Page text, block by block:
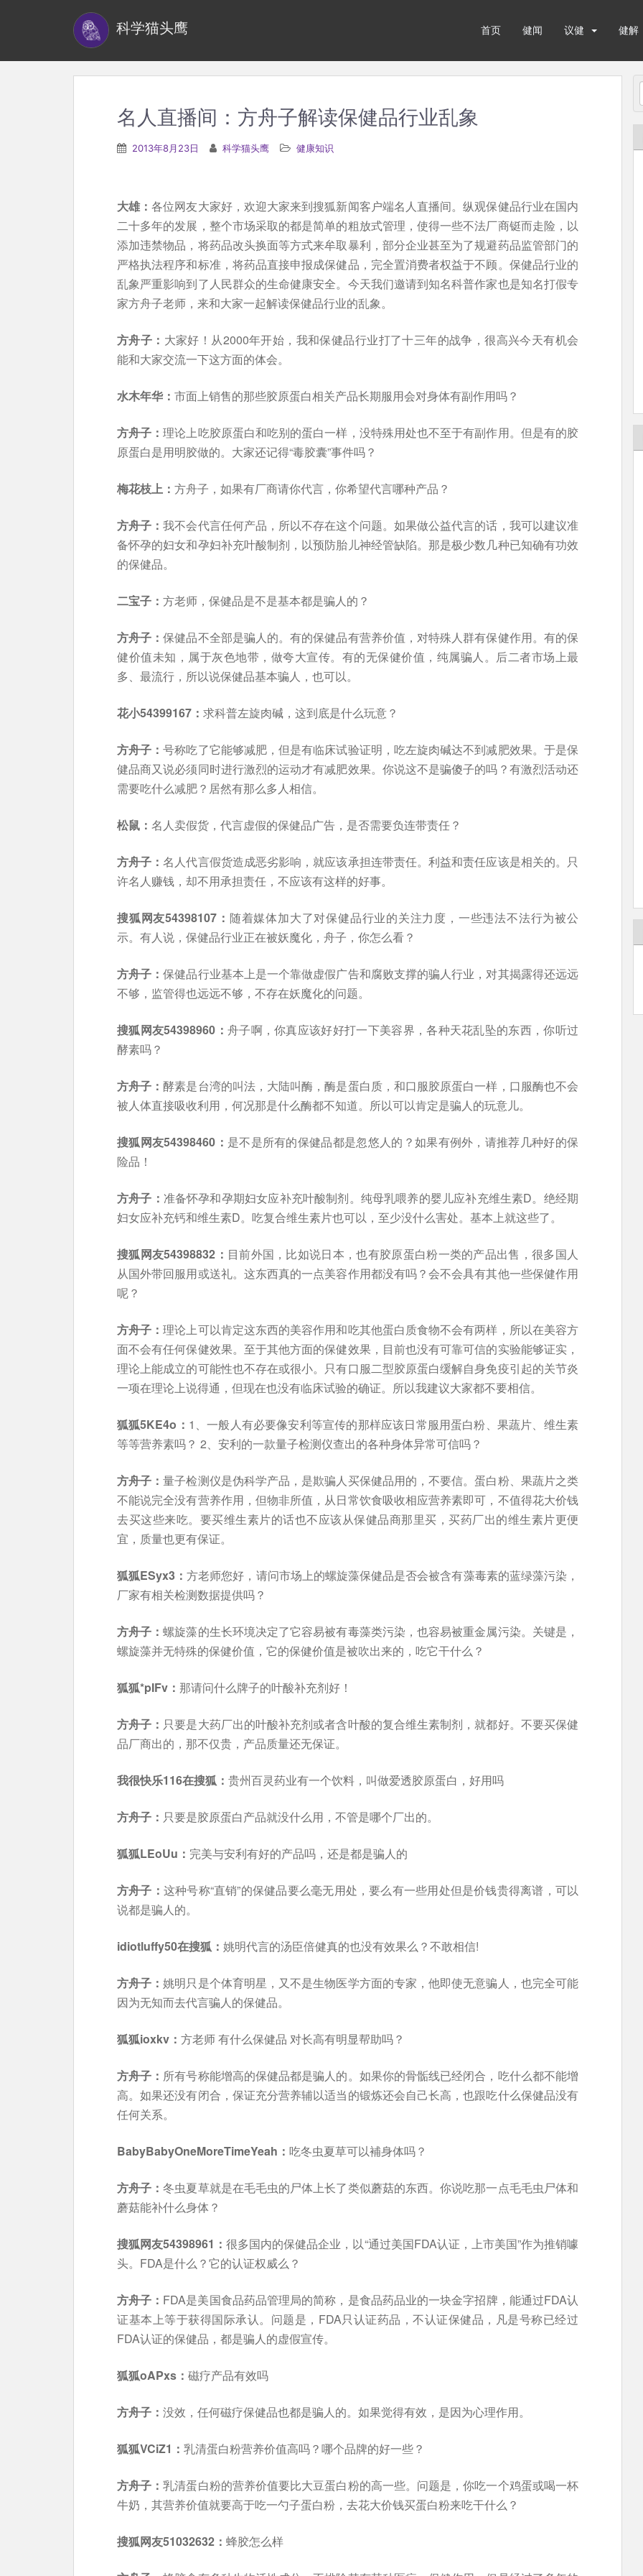
科学猫头鹰 首页 健闻 议健 健解
名人直播间：方舟子解读保健品行业乱象
2013年8月23日 科学猫头鹰 健康知识
大雄：各位网友大家好，欢迎大家来到搜狐新闻客户端名人直播间。纵观保健品行业在国内
二十多年的发展，整个市场采取的都是简单的粗放式管理，使得一些不法厂商铤而走险，以
添加违禁物品，将药品改头换面等方式来牟取暴利，部分企业甚至为了规避药品监管部门的
严格执法程序和标准，将药品直接申报成保健品，完全置消费者权益于不顾。保健品行业的
乱象严重影响到了人民群众的生命健康安全。今天我们邀请到知名科普作家也是知名打假专
家方舟子老师，来和大家一起解读保健品行业的乱象。
方舟子： 大家好！从2000年开始，我和保健品行业打了十三年的战争，很高兴今天有机会
能和大家交流一下这方面的体会。
水木年华： 市面上销售的那些胶原蛋白相关产品长期服用会对身体有副作用吗？
方舟子：理论上吃胶原蛋白和吃别的蛋白一样，没特殊用处也不至于有副作用。但是有的胶
原蛋白是用明胶做的。大家还记得“毒胶囊”事件吗？
梅花枝上： 方舟子，如果有厂商请你代言，你希望代言哪种产品？
方舟子：我不会代言任何产品，所以不存在这个问题。如果做公益代言的话，我可以建议准
备怀孕的妇女和孕妇补充叶酸制剂，以预防胎儿神经管缺陷。那是极少数几种已知确有功效
的保健品。
二宝子： 方老师，保健品是不是基本都是骗人的？
方舟子：保健品不全部是骗人的。有的保健品有营养价值，对特殊人群有保健作用。有的保
健价值未知，属于灰色地带，做夸大宣传。有的无保健价值，纯属骗人。后二者市场上最
多、最流行，所以说保健品基本骗人，也可以。
花小54399167： 求科普左旋肉碱，这到底是什么玩意？
方舟子：号称吃了它能够减肥，但是有临床试验证明，吃左旋肉碱达不到减肥效果。于是保
健品商又说必须同时进行激烈的运动才有减肥效果。你说这不是骗傻子的吗？有激烈活动还
需要吃什么减肥？居然有那么多人相信。
松鼠： 名人卖假货，代言虚假的保健品广告，是否需要负连带责任？
方舟子：名人代言假货造成恶劣影响，就应该承担连带责任。利益和责任应该是相关的。只
许名人赚钱，却不用承担责任，不应该有这样的好事。
搜狐网友54398107： 随着媒体加大了对保健品行业的关注力度，一些违法不法行为被公
示。有人说，保健品行业正在被妖魔化，舟子，你怎么看？
方舟子：保健品行业基本上是一个靠做虚假广告和腐败支撑的骗人行业，对其揭露得还远远
不够，监管得也远远不够，不存在妖魔化的问题。
搜狐网友54398960： 舟子啊，你真应该好好打一下美容界，各种天花乱坠的东西，你听过
酵素吗？
方舟子： 酵素是台湾的叫法，大陆叫酶，酶是蛋白质，和口服胶原蛋白一样，口服酶也不会
被人体直接吸收利用，何况那是什么酶都不知道。所以可以肯定是骗人的玩意儿。
搜狐网友54398460： 是不是所有的保健品都是忽悠人的？如果有例外，请推荐几种好的保
险品！
方舟子： 准备怀孕和孕期妇女应补充叶酸制剂。纯母乳喂养的婴儿应补充维生素D。绝经期
妇女应补充钙和维生素D。吃复合维生素片也可以，至少没什么害处。基本上就这些了。
搜狐网友54398832： 目前外国，比如说日本，也有胶原蛋白粉一类的产品出售，很多国人
从国外带回服用或送礼。这东西真的一点美容作用都没有吗？会不会具有其他一些保健作用
呢？
方舟子：理论上可以肯定这东西的美容作用和吃其他蛋白质食物不会有两样，所以在美容方
面不会有任何保健效果。至于其他方面的保健效果，目前也没有可靠可信的实验能够证实，
理论上能成立的可能性也不存在或很小。只有口服二型胶原蛋白缓解自身免疫引起的关节炎
一项在理论上说得通，但现在也没有临床试验的确证。所以我建议大家都不要相信。
狐狐5KE4o： 1、一般人有必要像安利等宣传的那样应该日常服用蛋白粉、果蔬片、维生素
等等营养素吗？ 2、安利的一款量子检测仪查出的各种身体异常可信吗？
方舟子：量子检测仪是伪科学产品，是欺骗人买保健品用的，不要信。蛋白粉、果蔬片之类
不能说完全没有营养作用，但物非所值，从日常饮食吸收相应营养素即可，不值得花大价钱
去买这些来吃。要买维生素片的话也不应该从保健品商那里买，买药厂出的维生素片更便
宜，质量也更有保证。
狐狐ESyx3：方老师您好，请问市场上的螺旋藻保健品是否会被含有藻毒素的蓝绿藻污染，
厂家有相关检测数据提供吗？
方舟子：螺旋藻的生长环境决定了它容易被有毒藻类污染，也容易被重金属污染。关键是，
螺旋藻并无特殊的保健价值，它的保健价值是被吹出来的，吃它干什么？
狐狐*pIFv： 那请问什么牌子的叶酸补充剂好！
方舟子： 只要是大药厂出的叶酸补充剂或者含叶酸的复合维生素制剂，就都好。不要买保健
品厂商出的，那不仅贵，产品质量还无保证。
我很快乐116在搜狐： 贵州百灵药业有一个饮料，叫做爱透胶原蛋白，好用吗
方舟子： 只要是胶原蛋白产品就没什么用，不管是哪个厂出的。
狐狐LEoUu： 完美与安利有好的产品吗，还是都是骗人的
方舟子： 这种号称“直销”的保健品要么毫无用处，要么有一些用处但是价钱贵得离谱，可以
说都是骗人的。
idiotluffy50在搜狐： 姚明代言的汤臣倍健真的也没有效果么？不敢相信!
方舟子：姚明只是个体育明星，又不是生物医学方面的专家，他即使无意骗人，也完全可能
因为无知而去代言骗人的保健品。
狐狐ioxkv： 方老师 有什么保健品 对长高有明显帮助吗？
方舟子： 所有号称能增高的保健品都是骗人的。如果你的骨骺线已经闭合，吃什么都不能增
高。如果还没有闭合，保证充分营养辅以适当的锻炼还会自己长高，也跟吃什么保健品没有
任何关系。
BabyBabyOneMoreTimeYeah： 吃冬虫夏草可以補身体吗？
方舟子：冬虫夏草就是在毛毛虫的尸体上长了类似蘑菇的东西。你说吃那一点毛毛虫尸体和
蘑菇能补什么身体？
搜狐网友54398961：很多国内的保健品企业，以“通过美国FDA认证，上市美国”作为推销噱
头。FDA是什么？它的认证权威么？
方舟子： FDA是美国食品药品管理局的简称，是食品药品业的一块金字招牌，能通过FDA认
证基本上等于获得国际承认。问题是，FDA只认证药品，不认证保健品，凡是号称已经过
FDA认证的保健品，都是骗人的虚假宣传。
狐狐oAPxs： 磁疗产品有效吗
方舟子： 没效，任何磁疗保健品也都是骗人的。如果觉得有效，是因为心理作用。
狐狐VCiZ1： 乳清蛋白粉营养价值高吗？哪个品牌的好一些？
方舟子：乳清蛋白粉的营养价值要比大豆蛋白粉的高一些。问题是，你吃一个鸡蛋或喝一杯
牛奶，其营养价值就要高于吃一勺子蛋白粉，去花大价钱买蛋白粉来吃干什么？
搜狐网友51032632： 蜂胶怎么样